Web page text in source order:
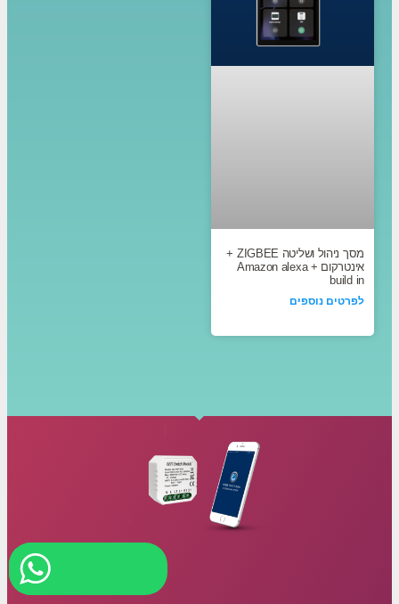
מסך ניהול ושליטה ZIGBEE +
אינטרקום + Amazon alexa
build in
לפרטים נוספים